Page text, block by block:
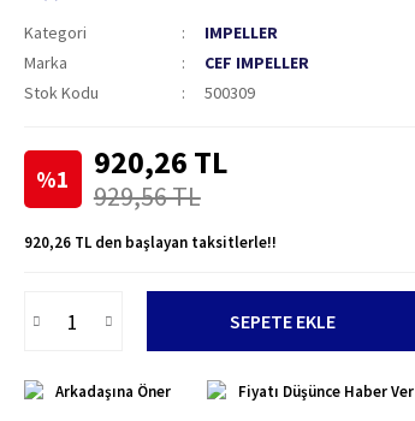
Kategori
IMPELLER
Marka
CEF IMPELLER
Stok Kodu
500309
%1 920,26 TL
929,56 TL
920,26 TL den başlayan taksitlerle!!
SEPETE EKLE
Arkadaşına Öner Fiyatı Düşünce Haber Ver